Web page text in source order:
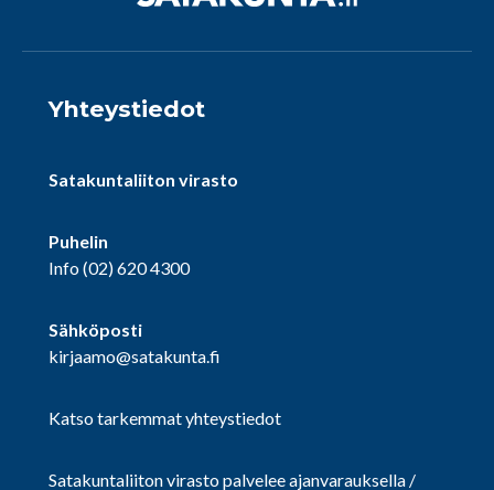
Yhteystiedot
Satakuntaliiton virasto
Puhelin
Info(02) 620 4300
Sähköposti
kirjaamo@satakunta.fi
Katso tarkemmat yhteystiedot
Satakuntaliiton virasto palvelee ajanvarauksella /